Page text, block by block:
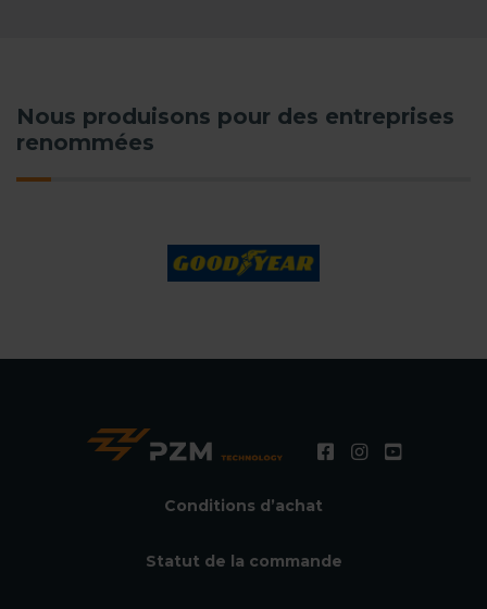
Nous produisons pour des entreprises
renommées
Conditions d’achat
Statut de la commande